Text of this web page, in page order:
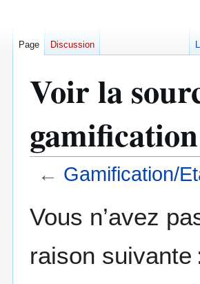
Voir la
gamification
← Gamification/
à
navigation
à
recherche
Vous n’avez
raison suivante
Page Discussion